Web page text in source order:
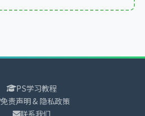
PS学习教程
免责声明 & 隐私政策
联系我们